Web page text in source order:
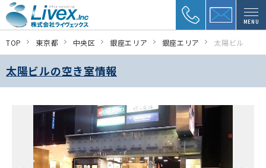
MENU
TOP 東京都 中央区 銀座エリア 銀座エリア 太陽ビル
太陽ビルの空き室情報